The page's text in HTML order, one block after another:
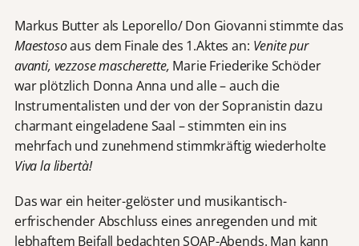
Markus Butter als Leporello/ Don Giovanni stimmte das
Maestosoaus dem Finale des 1.Aktes an: Venite pur
avanti, vezzose mascherette, Marie Friederike Schöder
war plötzlich Donna Anna und alle – auch die
Instrumentalisten und der von der Sopranistin dazu
charmant eingeladene Saal – stimmten ein ins
mehrfach und zunehmend stimmkräftig wiederholte
Viva la libertà!
Das war ein heiter-gelöster und musikantisch-
erfrischender Abschluss eines anregenden und mit
lebhaftem Beifall bedachten SOAP-Abends. Man kann